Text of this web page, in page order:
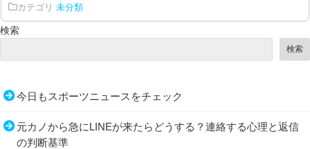
カテゴリ 未分類
検索
検索
今日もスポーツニュースをチェック
元カノから急にLINEが来たらどうする？連絡する心理と返信
の判断基準